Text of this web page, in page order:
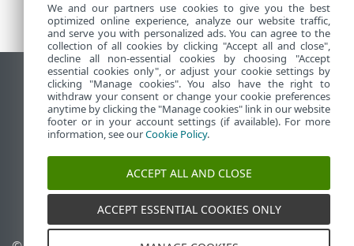
Wyświetl witrynę internetową dla
komputerów
End of Life
Baza wiedzy ESET
Forum ESET
ESET Status Portal
Pomoc regionalna
We and our partners use cookies to give you the best
optimized online experience, analyze our website traffic,
and serve you with personalized ads. You can agree to the
collection of all cookies by clicking "Accept all and close",
decline all non-essential cookies by choosing "Accept
essential cookies only", or adjust your cookie settings by
clicking "Manage cookies". You also have the right to
withdraw your consent or change your cookie preferences
anytime by clicking the "Manage cookies" link in our website
footer or in your account settings (if available). For more
information, see ourCookie Policy.
ACCEPT ALL AND CLOSE
ACCEPT ESSENTIAL COOKIES ONLY